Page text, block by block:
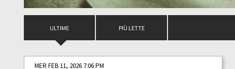
ULTIME PIÙ LETTE
MER FEB 11, 2026 7:06 PM